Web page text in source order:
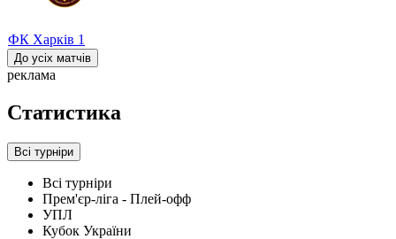
ФК Харків 1
До усіх матчів
реклама
Статистика
Всі турніри
Всі турніри
Прем'єр-ліга - Плей-офф
УПЛ
Кубок України